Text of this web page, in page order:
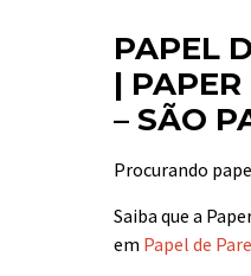
PAPEL
|
– SÃO
Procurando
Saiba que a
em Papel de